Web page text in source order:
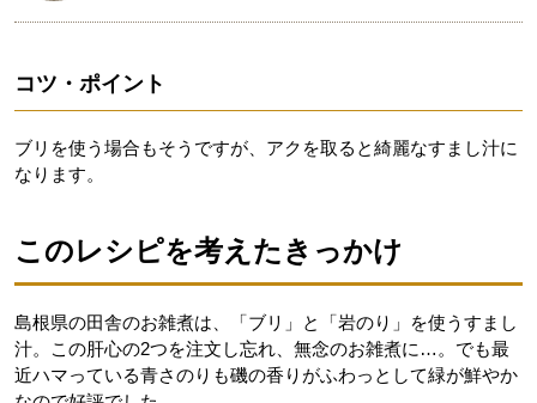
コツ・ポイント
ブリを使う場合もそうですが、アクを取ると綺麗なすまし汁に
なります。
このレシピを考えたきっかけ
島根県の田舎のお雑煮は、「ブリ」と「岩のり」を使うすまし
汁。この肝心の2つを注文し忘れ、無念のお雑煮に…。でも最
近ハマっている青さのりも磯の香りがふわっとして緑が鮮やか